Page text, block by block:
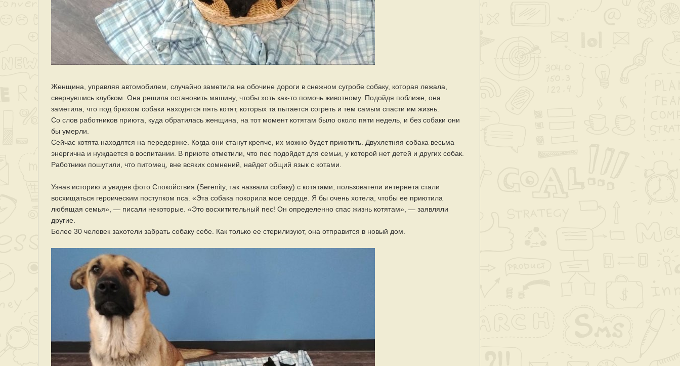
Женщина, управляя автомобилем, случайно заметила на обочине дороги в снежном сугробе собаку, которая лежала,
свернувшись клубком. Она решила остановить машину, чтобы хоть как-то помочь животному. Подойдя поближе, она
заметила, что под брюхом собаки находятся пять котят, которых та пытается согреть и тем самым спасти им жизнь.
Со слов работников приюта, куда обратилась женщина, на тот момент котятам было около пяти недель, и без собаки они
бы умерли.
Сейчас котята находятся на передержке. Когда они станут крепче, их можно будет приютить. Двухлетняя собака весьма
энергична и нуждается в воспитании. В приюте отметили, что пес подойдет для семьи, у которой нет детей и других собак.
Работники пошутили, что питомец, вне всяких сомнений, найдет общий язык с котами.
Узнав историю и увидев фото Спокойствия (Serenity, так назвали собаку) с котятами, пользователи интернета стали
восхищаться героическим поступком пса. «Эта собака покорила мое сердце. Я бы очень хотела, чтобы ее приютила
любящая семья», — писали некоторые. «Это восхитительный пес! Он определенно спас жизнь котятам», — заявляли
другие.
Более 30 человек захотели забрать собаку себе. Как только ее стерилизуют, она отправится в новый дом.